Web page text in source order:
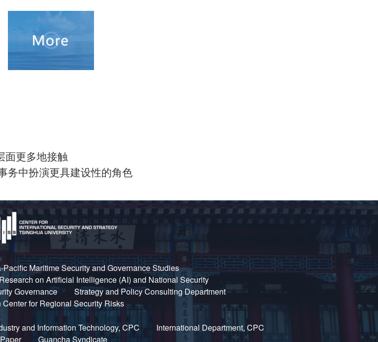
面更多地接触
务中扮演更具建设性的角色
Maritime Security and Governance Studies
on Artificial Intelligence (AI) and National Security
Governance
Strategy and Policy Consulting Department
Center for Regional Security Risks
and Information Technology, CPC
International Department, CPC
Guancha Syndicate